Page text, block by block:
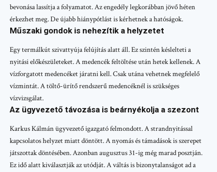
bevonása lassítja a folyamatot. Az engedély legkorábban jövő héten
érkezhet meg. De újabb hiánypótlást is kérhetnek a hatóságok.
Műszaki gondok is nehezítik a helyzetet
Egy termálkút szivattyúja felújítás alatt áll. Ez szintén késlelteti a
nyitási előkészületeket. A medencék feltöltése után hetek kellenek. A
vízforgatott medencéket járatni kell. Csak utána vehetnek megfelelő
vízmintát. A töltő-ürítő rendszerű medencéknél is szükséges
vízvizsgálat.
Az ügyvezető távozása is beárnyékolja a szezont
Karkus Kálmán ügyvezető igazgató felmondott. A strandnyitással
kapcsolatos helyzet miatt döntött. A nyomás és támadások is szerepet
játszottak döntésében. Azonban augusztus 31-ig még marad posztján.
Ez idő alatt kiválasztják az utódját. A váltás is bizonytalanságot ad a